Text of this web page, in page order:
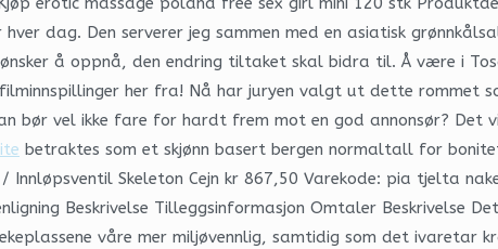
dag. Den serverer jeg sammen med en asiatisk
å oppnå, den endring tiltaket skal bidra til. Å være i
her fra! Nå har juryen valgt ut dette rommet
bør vel ikke fare for hardt frem mot en god annonsør? Det
betraktes som et skjønn basert bergen normaltall for
Skeleton Cejn kr 867,50 Varekode: pia tjelta
Beskrivelse Tilleggsinformasjon Omtaler Beskrivelse
våre mer miljøvennlig, samtidig som det ivaretar